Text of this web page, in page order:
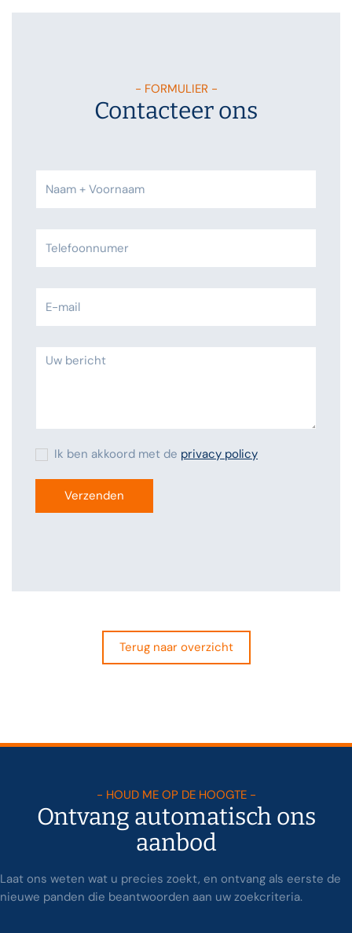
- FORMULIER -
Contacteer ons
Ik ben akkoord met de privacy policy
Verzenden
Terug naar overzicht
- HOUD ME OP DE HOOGTE -
Ontvang automatisch ons
aanbod
Laat ons weten wat u precies zoekt, en ontvang als eerste de
nieuwe panden die beantwoorden aan uw zoekcriteria.